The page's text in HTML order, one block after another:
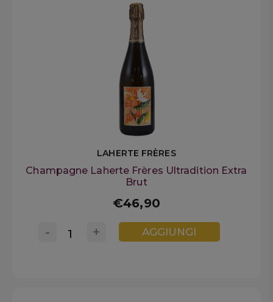
LAHERTE FRÈRES
Champagne Laherte Frères Ultradition Extra
Brut
€46,90
+
- AGGIUNGI